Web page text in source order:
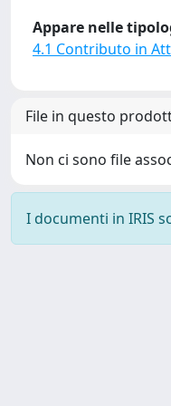
Appare nelle
4.1 Contributo in
File in questo
Non ci sono file
I documenti in IRIS